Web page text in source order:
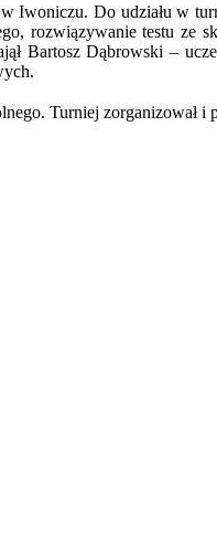
Iwoniczu. Do udziału w
rozwiązywanie testu ze
Bartosz Dąbrowski –
Turniej zorganizował i